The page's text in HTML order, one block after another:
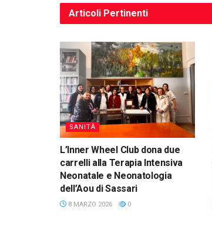
Articoli Pertinenti
SANITÀ
L’Inner Wheel Club dona due
carrelli alla Terapia Intensiva
Neonatale e Neonatologia
dell’Aou di Sassari
8 MARZO 2026 0